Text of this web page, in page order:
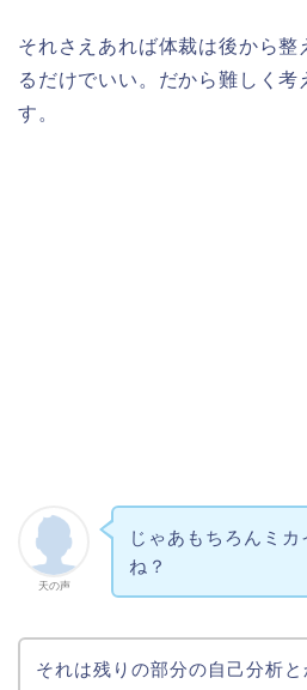
それさえあれば体裁は後から整
るだけでいい。だから難しく考
す。
天の声
じゃあもちろんミ
ね？
それは残りの部分の自己分析